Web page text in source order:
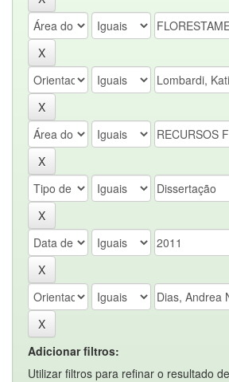
Adicionar filtros:
Utilizar filtros para refinar o resultado